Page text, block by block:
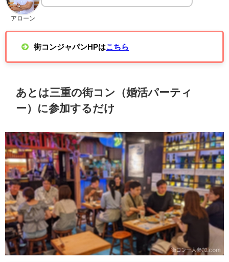
アローン
街コンジャパンHPはこちら
あとは三重の街コン（婚活パーティ
ー）に参加するだけ